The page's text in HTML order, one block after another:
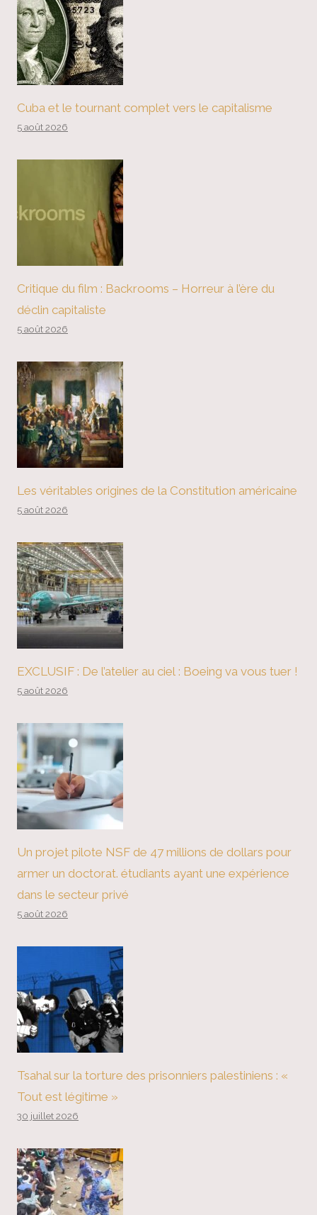
Cuba et le tournant complet vers le capitalisme
5 août 2026
Critique du film : Backrooms – Horreur à l’ère du
déclin capitaliste
5 août 2026
Les véritables origines de la Constitution américaine
5 août 2026
EXCLUSIF : De l’atelier au ciel : Boeing va vous tuer !
5 août 2026
Un projet pilote NSF de 47 millions de dollars pour
armer un doctorat. étudiants ayant une expérience
dans le secteur privé
5 août 2026
Tsahal sur la torture des prisonniers palestiniens : «
Tout est légitime »
30 juillet 2026